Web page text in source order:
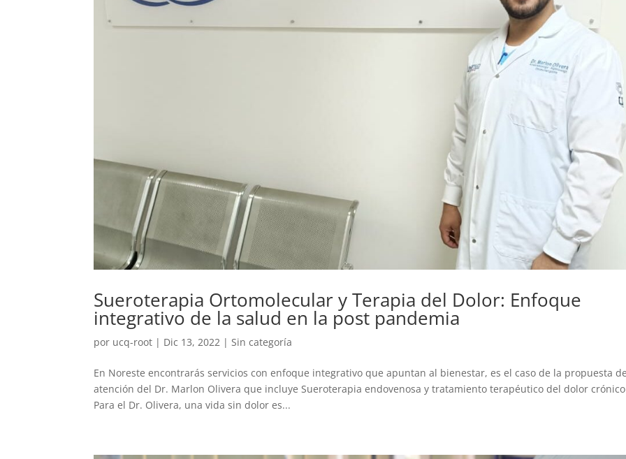
Sueroterapia Ortomolecular y Terapia del Dolor: Enfoque
integrativo de la salud en la post pandemia
por ucq-root | Dic 13, 2022 | Sin categoría
En Noreste encontrarás servicios con enfoque integrativo que apuntan al bienestar, es el caso de la propuesta
atención del Dr. Marlon Olivera que incluye Sueroterapia endovenosa y tratamiento terapéutico del dolor
Para el Dr. Olivera, una vida sin dolor es...